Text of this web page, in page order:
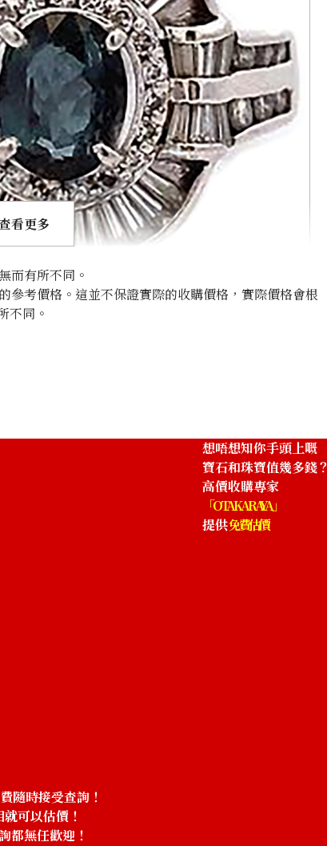
看更多
而有所不同。
考價格。這並不保證實際的收購價格，實際價格會根
不同。
想唔想知你手頭上嘅
寶石和珠寶值幾多錢？
高價收購專家
「OTAKARAYA」
提供免費估價
隨時接受查詢！
可以估價！
都無任歡迎！